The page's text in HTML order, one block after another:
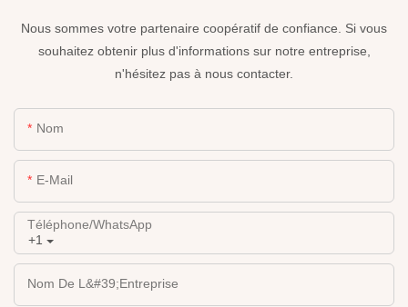
Nous sommes votre partenaire coopératif de confiance. Si vous
souhaitez obtenir plus d'informations sur notre entreprise,
n'hésitez pas à nous contacter.
Nom
E-Mail
+1
Téléphone/WhatsApp
Nom De L&#39;entreprise